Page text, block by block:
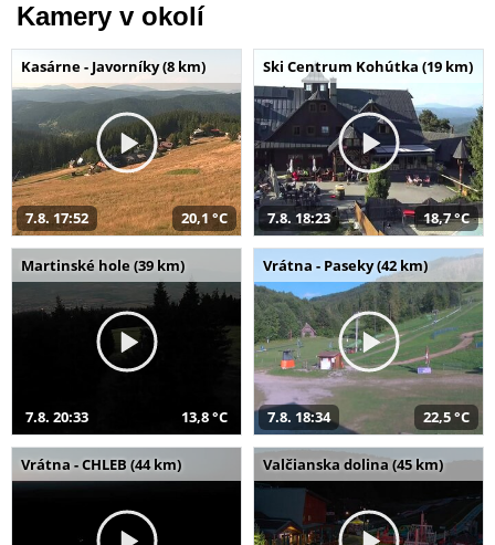
Kamery v okolí
Kasárne - Javorníky (8 km)
7.8. 17:52 20,1 °C
Ski Centrum Kohútka (19 km)
7.8. 18:23 18,7 °C
Martinské hole (39 km)
7.8. 20:33 13,8 °C
Vrátna - Paseky (42 km)
7.8. 18:34 22,5 °C
Vrátna - CHLEB (44 km) Valčianska dolina (45 km)